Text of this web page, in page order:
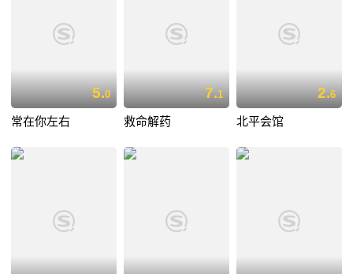
5.0
常在你左右
7.1
救命解药
2.6
北平会馆